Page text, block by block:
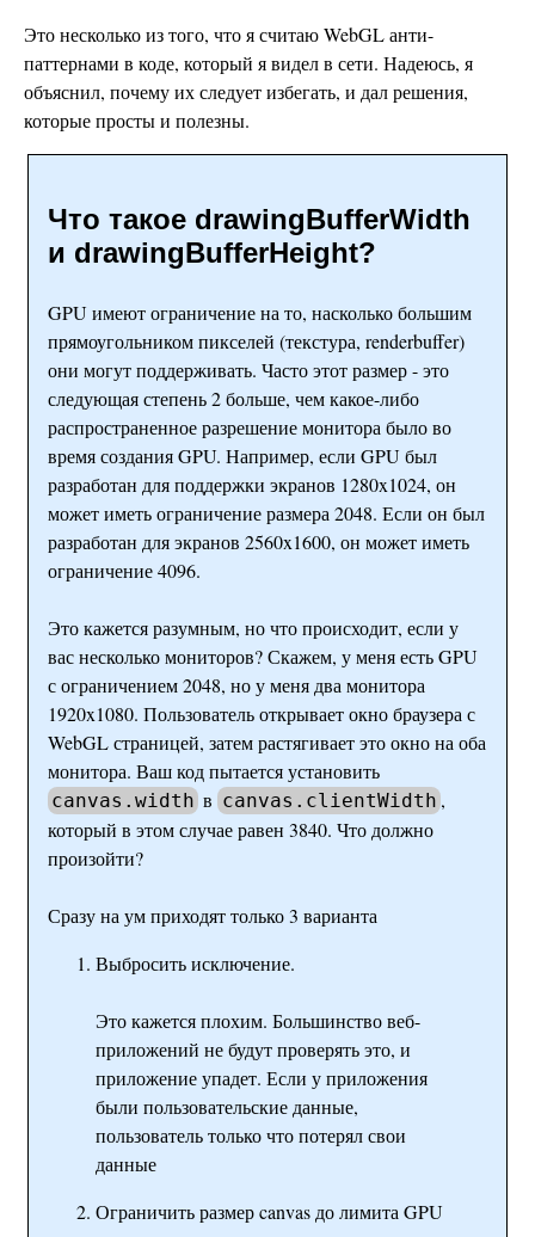
Это несколько из того, что я считаю WebGL анти-
паттернами в коде, который я видел в сети. Надеюсь, я
объяснил, почему их следует избегать, и дал решения,
которые просты и полезны.
Что такое drawingBufferWidth
и drawingBufferHeight?
GPU имеют ограничение на то, насколько большим
прямоугольником пикселей (текстура, renderbuffer)
они могут поддерживать. Часто этот размер - это
следующая степень 2 больше, чем какое-либо
распространенное разрешение монитора было во
время создания GPU. Например, если GPU был
разработан для поддержки экранов 1280x1024, он
может иметь ограничение размера 2048. Если он был
разработан для экранов 2560x1600, он может иметь
ограничение 4096.
Это кажется разумным, но что происходит, если у
вас несколько мониторов? Скажем, у меня есть GPU
с ограничением 2048, но у меня два монитора
1920x1080. Пользователь открывает окно браузера с
WebGL страницей, затем растягивает это окно на оба
монитора. Ваш код пытается установить
canvas.width в canvas.clientWidth,
который в этом случае равен 3840. Что должно
произойти?
Сразу на ум приходят только 3 варианта
Выбросить исключение.
Это кажется плохим. Большинство веб-
приложений не будут проверять это, и
приложение упадет. Если у приложения
были пользовательские данные,
пользователь только что потерял свои
данные
Ограничить размер canvas до лимита GPU